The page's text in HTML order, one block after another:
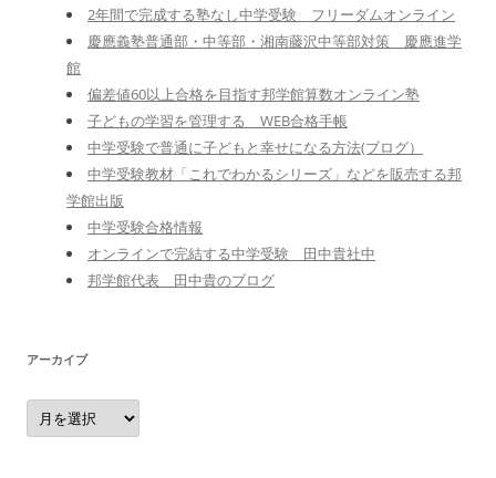
2年間で完成する塾なし中学受験 フリーダムオンライン
慶應義塾普通部・中等部・湘南藤沢中等部対策 慶應進学
館
偏差値60以上合格を目指す邦学館算数オンライン塾
子どもの学習を管理する WEB合格手帳
中学受験で普通に子どもと幸せになる方法(ブログ）
中学受験教材「これでわかるシリーズ」などを販売する邦
学館出版
中学受験合格情報
オンラインで完結する中学受験 田中貴社中
邦学館代表 田中貴のブログ
アーカイブ
ア
ー
カ